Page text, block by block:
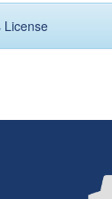
License